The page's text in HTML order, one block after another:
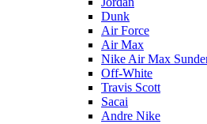
Dunk
Air Force
Air Max
Nike Air Max
Off-White
Travis Scott
Sacai
Andre Nike